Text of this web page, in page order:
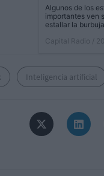
Algunos de los
importantes ven
estallar la
Capital Radio
/
Inteligencia artificial